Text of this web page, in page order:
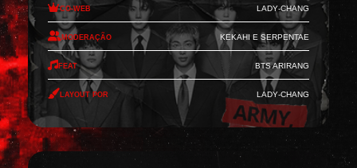
Co-Web Lady-Chang
Moderação Kekahi e Serpentae
Feat BTS Arirang
Layout por Lady-Chang